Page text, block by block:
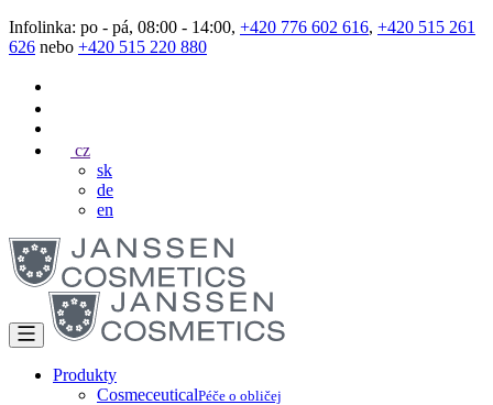
Infolinka: po - pá, 08:00 - 14:00, +420 776 602 616, +420 515 261
626 nebo +420 515 220 880
cz
sk
de
en
Produkty
CosmeceuticalPéče o obličej